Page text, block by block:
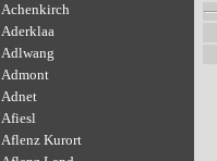
Achenkirch
Aderklaa
Adlwang
Admont
Adnet
Afiesl
Aflenz Kurort